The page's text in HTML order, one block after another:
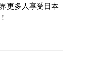
更多人享受日本